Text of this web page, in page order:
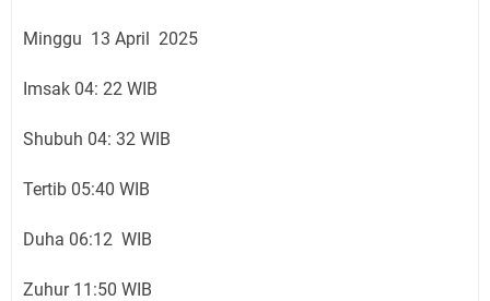
Minggu 13 April 2025
Imsak 04: 22 WIB
Shubuh 04: 32 WIB
Tertib 05:40 WIB
Duha 06:12 WIB
Zuhur 11:50 WIB